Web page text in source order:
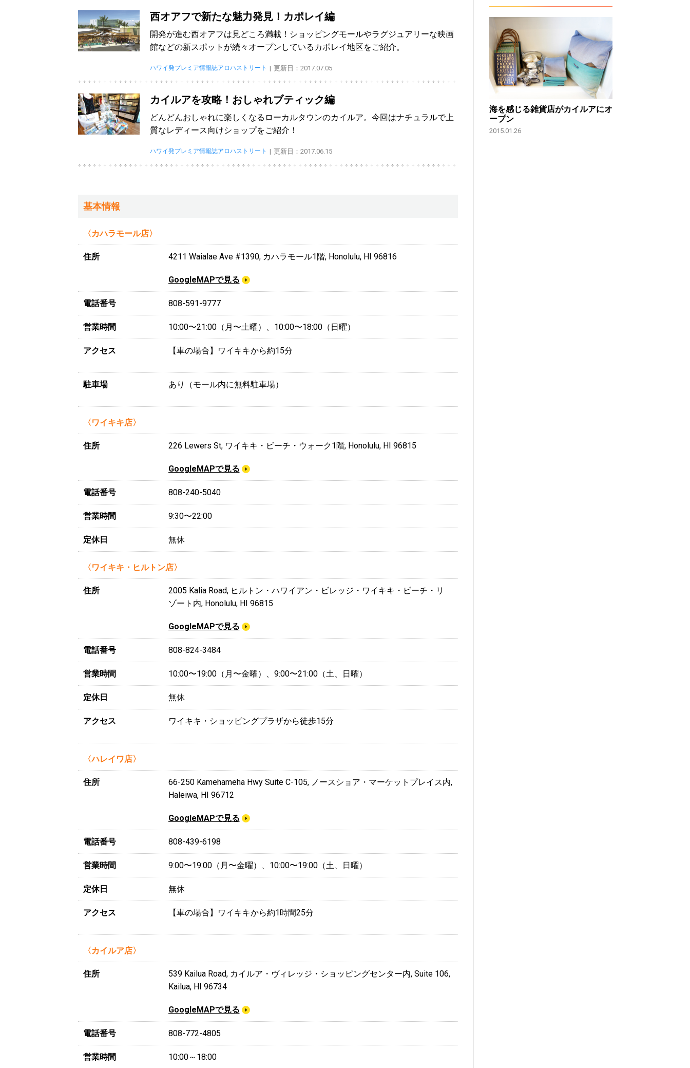
西オアフで新たな魅力発見！カポレイ編
開発が進む西オアフは見どころ満載！ショッピングモールやラグジュアリーな映画
館などの新スポットが続々オープンしているカポレイ地区をご紹介。
ハワイ発プレミア情報誌アロハストリート 更新日：2017.07.05
カイルアを攻略！おしゃれブティック編
どんどんおしゃれに楽しくなるローカルタウンのカイルア。今回はナチュラルで上
質なレディース向けショップをご紹介！
ハワイ発プレミア情報誌アロハストリート 更新日：2017.06.15
基本情報
〈カハラモール店〉
住所 4211 Waialae Ave #1390, カハラモール1階, Honolulu, HI 96816
GoogleMAPで見る
電話番号 808-591-9777
営業時間 10:00〜21:00（月〜土曜）、10:00〜18:00（日曜）
アクセス 【車の場合】ワイキキから約15分
駐車場 あり（モール内に無料駐車場）
〈ワイキキ店〉
住所 226 Lewers St, ワイキキ・ビーチ・ウォーク1階, Honolulu, HI 96815
GoogleMAPで見る
電話番号 808-240-5040
営業時間 9:30〜22:00
定休日 無休
〈ワイキキ・ヒルトン店〉
住所
2005 Kalia Road, ヒルトン・ハワイアン・ビレッジ・ワイキキ・ビーチ・リ
ゾート内, Honolulu, HI 96815
GoogleMAPで見る
電話番号 808-824-3484
営業時間 10:00〜19:00（月〜金曜）、9:00〜21:00（土、日曜）
定休日 無休
アクセス ワイキキ・ショッピングプラザから徒歩15分
〈ハレイワ店〉
住所
66-250 Kamehameha Hwy Suite C-105, ノースショア・マーケットプレイス内,
Haleiwa, HI 96712
GoogleMAPで見る
電話番号 808-439-6198
営業時間 9:00〜19:00（月〜金曜）、10:00〜19:00（土、日曜）
定休日 無休
アクセス 【車の場合】ワイキキから約1時間25分
〈カイルア店〉
住所
539 Kailua Road, カイルア・ヴィレッジ・ショッピングセンター内, Suite 106,
Kailua, HI 96734
GoogleMAPで見る
電話番号 808-772-4805
営業時間 10:00～18:00
海を感じる雑貨店がカイルアにオ
ープン
2015.01.26